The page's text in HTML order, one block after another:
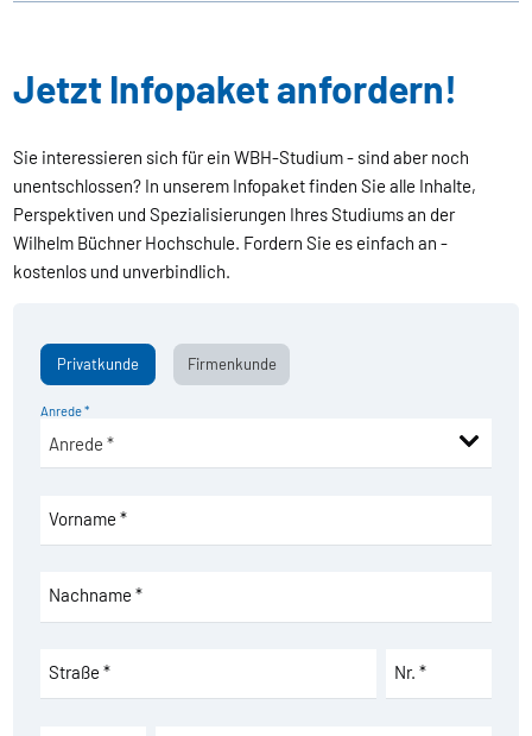
Jetzt Infopaket anfordern!
Sie interessieren sich für ein WBH-Studium - sind aber noch
unentschlossen? In unserem Infopaket finden Sie alle Inhalte,
Perspektiven und Spezialisierungen Ihres Studiums an der
Wilhelm Büchner Hochschule. Fordern Sie es einfach an -
kostenlos und unverbindlich.
Privatkunde Firmenkunde
Anrede *
Vorname *
Nachname *
Straße * Nr. *